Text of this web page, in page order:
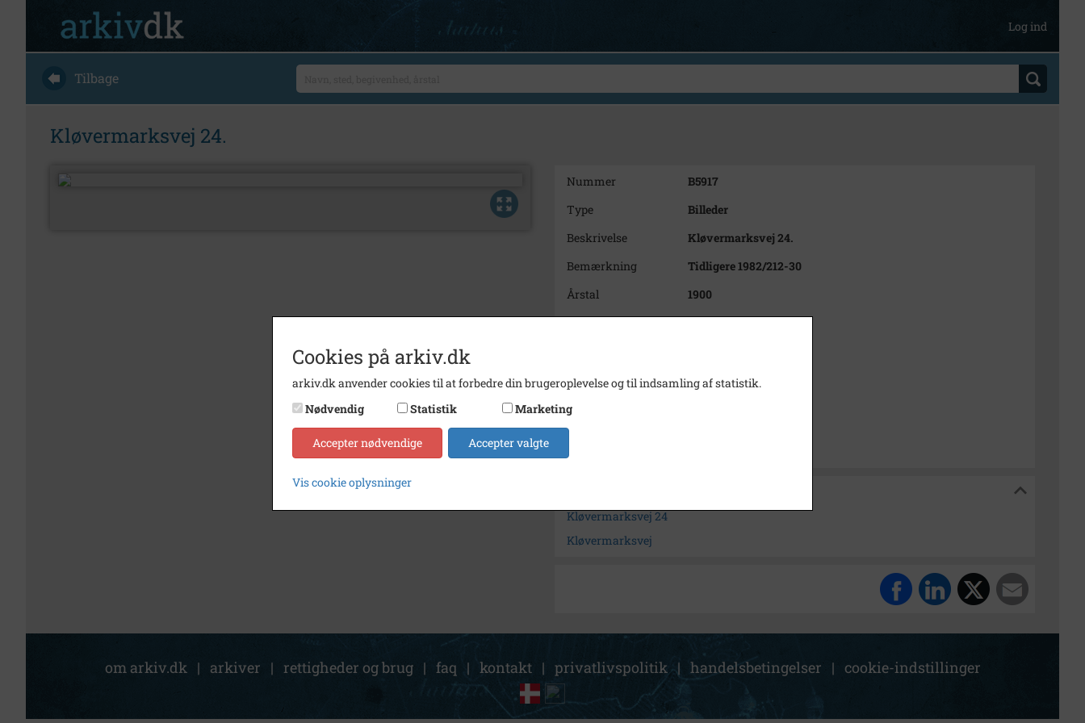
Log ind
Tilbage
Kløvermarksvej 24.
Nummer
B5917
Type
Billeder
Beskrivelse
Kløvermarksvej 24.
Bemærkning
Tidligere 1982/212-30
Årstal
1900
Dateringsnote
u.å.
Størrelse
13 x 9
Arkiv
Kløvermarksvej 24
Kløvermarksvej
om arkiv.dk | arkiver | rettigheder og brug | faq | kontakt | privatlivspolitik | handelsbetingelser | cookie-indstillinger
Cookies på arkiv.dk
arkiv.dk anvender cookies til at forbedre din brugeroplevelse og til indsamling af statistik.
Nødvendig
Statistik Marketing
Accepter nødvendige Accepter valgte
Vis cookie oplysninger